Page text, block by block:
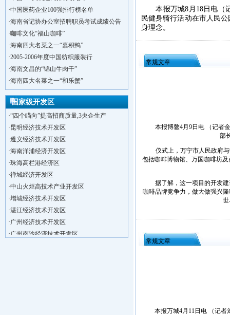
·中国医药企业100强排行榜名单
·海南省记协办公室招聘职员考试成绩公告
·咖啡文化“福山咖啡”
·海南四大名菜之一“嘉积鸭”
·2005-2006年度中国纺织服装行
·海南文昌的“锦山牛肉干”
·海南四大名菜之一“和乐蟹”
国家级开发区
洋浦不断延伸产业链，推进一批石化产业
海口今年将投入44.4亿元推进江东新
新加坡海口国家高新区国际创新创业中心
·狮子岭工业园： 新能源产业发展集
·“四个瞄向”提高招商质量,3央企生产
昆明经济技术开发区
遵义经济技术开发区
海南洋浦经济开发区
珠海高栏港经济区
禅城经济开发区
中山火炬高技术产业开发区
增城经济技术开发区
湛江经济技术开发区
广州经济技术开发区
广州南沙经济技术开发区
·大亚湾经济技术开发区
本报万城8月18日电（记
民健身骑行活动在市人民
身理念。
常规文章
本报博鳌4月9日电 （记者金
部
仪式上，万宁市人民政府与
包括咖啡博物馆、万国咖啡坊
据了解，这一项目的开发建
咖啡品牌竞争力，做大做强兴
常规文章
本报万城4月11日电 （记者刘